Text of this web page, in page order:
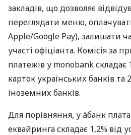
закладів, що дозволяє
переглядати меню,
Apple/Google Pay), залишати
участі офіціанта. Комісія за
платежів у monobank складає
карток українських банків та
іноземних банків.
Для порівняння, у àбанк плата
еквайринга складає 1,2% від